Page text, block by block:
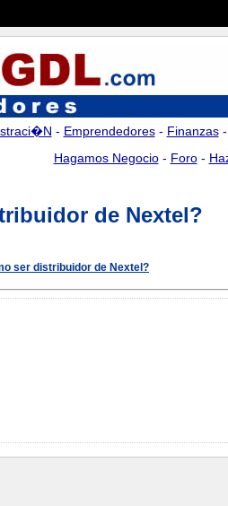
- Emprendedores- Finanzas
Hagamos Negocio- Foro-
de Nextel?
ser distribuidor de Nextel?